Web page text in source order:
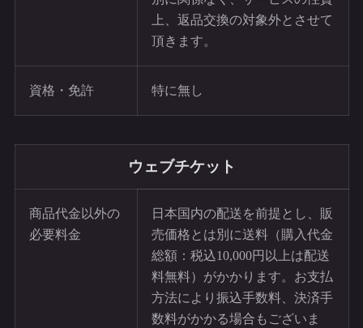
上、返品交換の対象外とさせて
頂きます。
資格・免許 特に無し
ウェブチケット
商品代金以外の
必要料金
日本国内の配送を前提とし、販
売価格とは別に送料（購入代金
総額：税込10,000円以上は配送
料無料）がかかります。お支払
方法により振込手数料、決済手
数料がかかる場合もございま